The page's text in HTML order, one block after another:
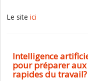
Le site ici
Intelligence
pour préparer
rapides du travail?